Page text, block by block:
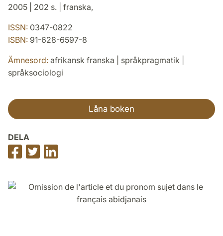
2005 | 202 s. | franska,
ISSN: 0347-0822
ISBN: 91-628-6597-8
Ämnesord: afrikansk franska | språkpragmatik |
språksociologi
Låna boken
DELA
Dela
på
Dela
på
på